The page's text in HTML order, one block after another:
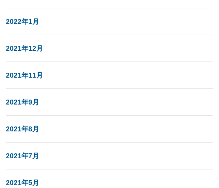
2022年1月
2021年12月
2021年11月
2021年9月
2021年8月
2021年7月
2021年5月